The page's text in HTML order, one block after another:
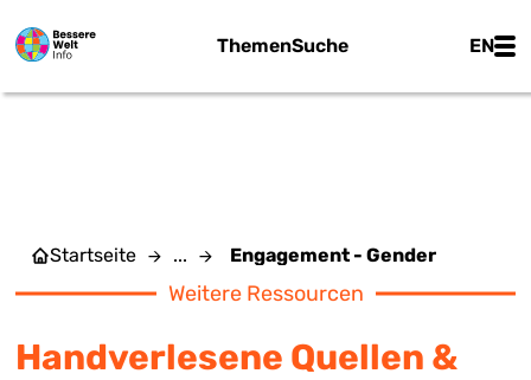
ThemenSuche EN
Startseite ... Engagement - Gender
Weitere Ressourcen
Handverlesene Quellen &